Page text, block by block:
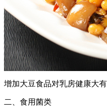
增加大豆食品对乳房健康大
二、食用菌类